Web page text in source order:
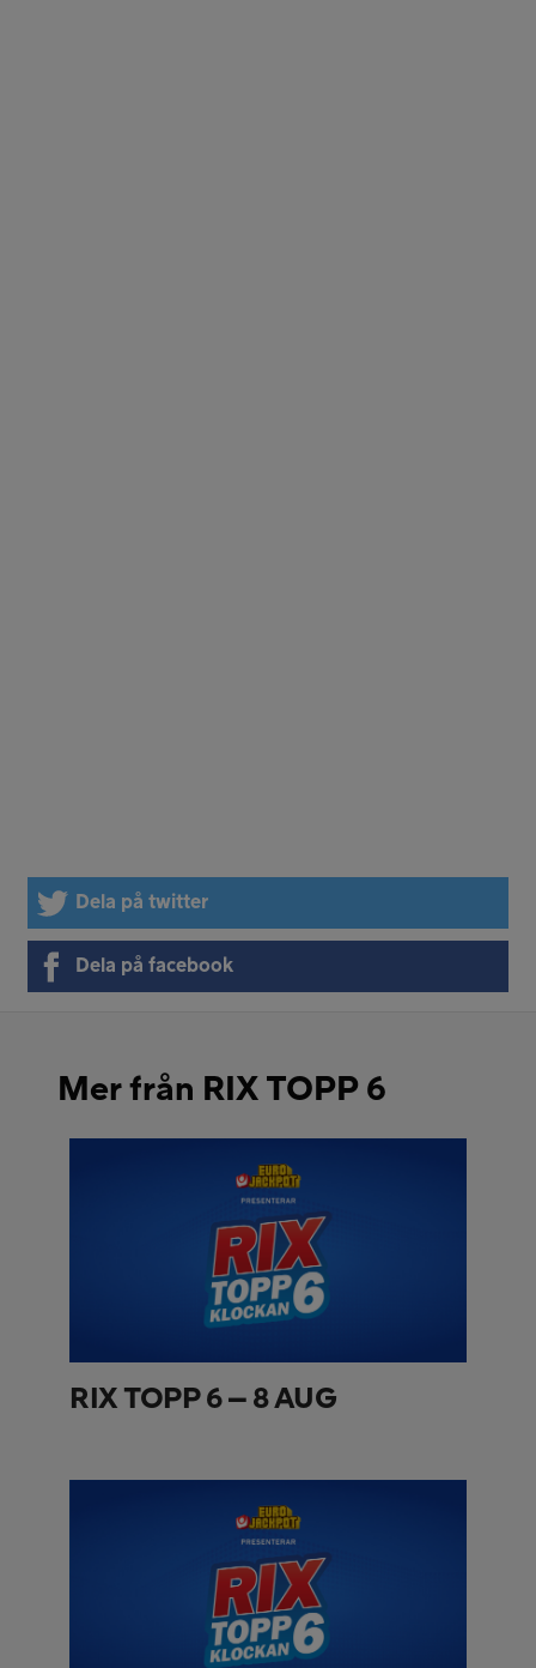
Dela på twitter
Dela på facebook
Mer från RIX TOPP 6
RIX TOPP 6 – 8 AUG